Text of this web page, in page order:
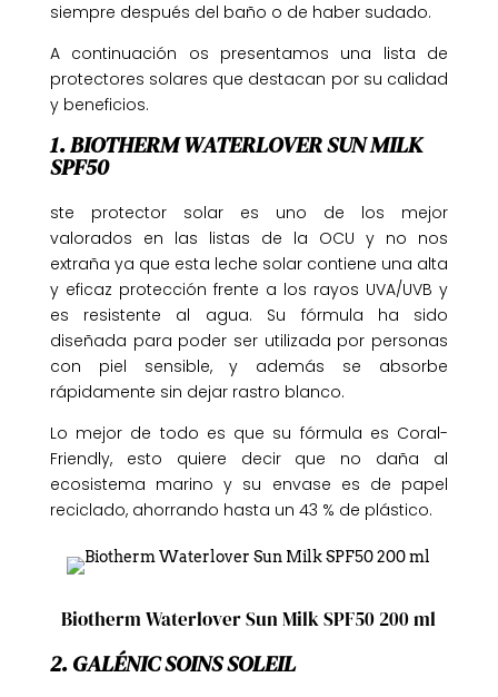
siempre después del baño o de haber sudado.
A continuación os presentamos una lista de
protectores solares que destacan por su calidad
y beneficios.
1. BIOTHERM WATERLOVER SUN MILK
SPF50
ste protector solar es uno de los mejor
valorados en las listas de la OCU y no nos
extraña ya que esta leche solar contiene una alta
y eficaz protección frente a los rayos UVA/UVB y
es resistente al agua. Su fórmula ha sido
diseñada para poder ser utilizada por personas
con piel sensible, y además se absorbe
rápidamente sin dejar rastro blanco.
Lo mejor de todo es que su fórmula es Coral-
Friendly, esto quiere decir que no daña al
ecosistema marino y su envase es de papel
reciclado, ahorrando hasta un 43 % de plástico.
Biotherm Waterlover Sun Milk SPF50 200 ml
2. GALÉNIC SOINS SOLEIL